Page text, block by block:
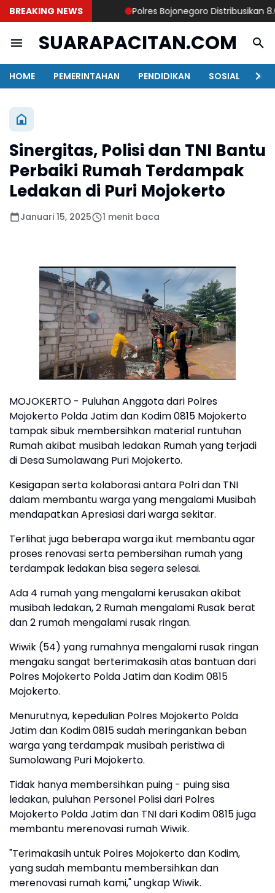
BREAKING NEWS Polres Bojonegoro Distribusikan
SUARAPACITAN.COM
HOME PEMERINTAHAN PENDIDIKAN SOSIAL
Sinergitas, Polisi dan TNI Bantu
Perbaiki Rumah Terdampak
Ledakan di Puri Mojokerto
Januari 15, 2025 1 menit baca
MOJOKERTO - Puluhan Anggota dari Polres
Mojokerto Polda Jatim dan Kodim 0815 Mojokerto
tampak sibuk membersihkan material runtuhan
Rumah akibat musibah ledakan Rumah yang terjadi
di Desa Sumolawang Puri Mojokerto.
Kesigapan serta kolaborasi antara Polri dan TNI
dalam membantu warga yang mengalami Musibah
mendapatkan Apresiasi dari warga sekitar.
Terlihat juga beberapa warga ikut membantu agar
proses renovasi serta pembersihan rumah yang
terdampak ledakan bisa segera selesai.
Ada 4 rumah yang mengalami kerusakan akibat
musibah ledakan, 2 Rumah mengalami Rusak berat
dan 2 rumah mengalami rusak ringan.
Wiwik (54) yang rumahnya mengalami rusak ringan
mengaku sangat berterimakasih atas bantuan dari
Polres Mojokerto Polda Jatim dan Kodim 0815
Mojokerto.
Menurutnya, kepedulian Polres Mojokerto Polda
Jatim dan Kodim 0815 sudah meringankan beban
warga yang terdampak musibah peristiwa di
Sumolawang Puri Mojokerto.
Tidak hanya membersihkan puing - puing sisa
ledakan, puluhan Personel Polisi dari Polres
Mojokerto Polda Jatim dan TNI dari Kodim 0815 juga
membantu merenovasi rumah Wiwik.
"Terimakasih untuk Polres Mojokerto dan Kodim,
yang sudah membantu membersihkan dan
merenovasi rumah kami," ungkap Wiwik.